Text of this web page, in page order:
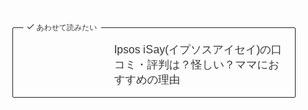
あわせて読みたい
Ipsos iSay(イプソスアイセイ)の口
コミ・評判は？怪しい？ママにお
すすめの理由